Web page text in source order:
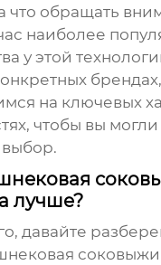
что обращать
наиболее
у этой
на ключевых
чтобы вы могли
лучше?
давайте